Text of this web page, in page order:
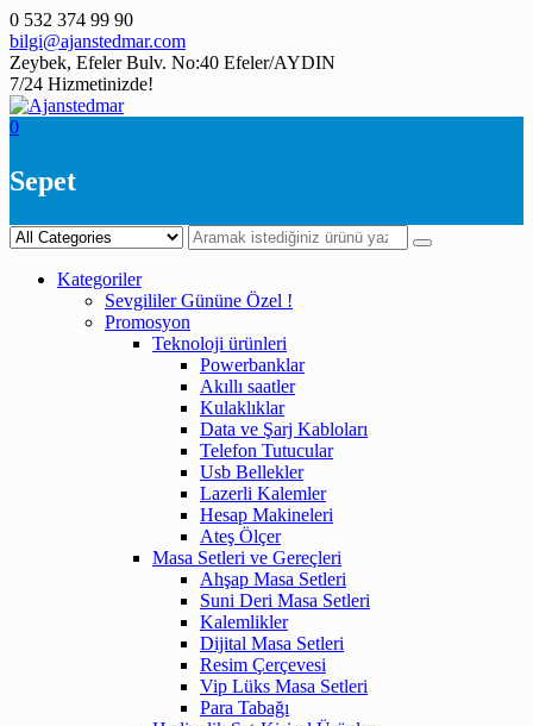
Skip
to
content
0 532 374 99 90
bilgi@ajanstedmar.com
Zeybek, Efeler Bulv. No:40 Efeler/AYDIN
7/24 Hizmetinizde!
0
Sepet
Kategoriler
Sevgililer Gününe Özel !
Promosyon
Teknoloji ürünleri
Powerbanklar
Akıllı saatler
Kulaklıklar
Data ve Şarj Kabloları
Telefon Tutucular
Usb Bellekler
Lazerli Kalemler
Hesap Makineleri
Ateş Ölçer
Masa Setleri ve Gereçleri
Ahşap Masa Setleri
Suni Deri Masa Setleri
Kalemlikler
Dijital Masa Setleri
Resim Çerçevesi
Vip Lüks Masa Setleri
Para Tabağı